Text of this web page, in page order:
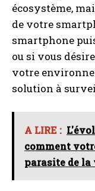
écosystème,
de votre
smartphone
ou si vous
votre
solution à
A LIRE :
comment
parasite de la